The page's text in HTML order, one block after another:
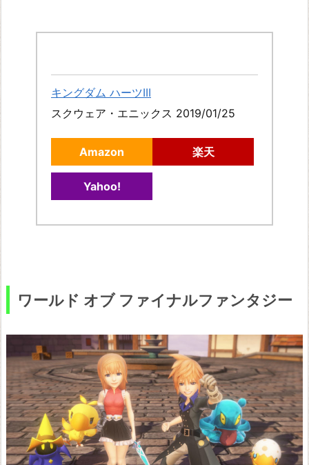
キングダム ハーツIII
スクウェア・エニックス 2019/01/25
Amazon 楽天
Yahoo!
ワールド オブ ファイナルファンタジー